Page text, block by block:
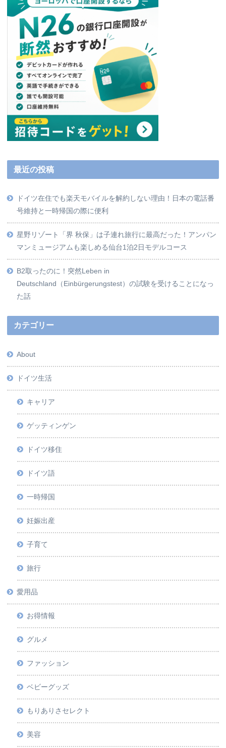
最近の投稿
ドイツ在住でも楽天モバイルを解約しない理由！日本の電話番
号維持と一時帰国の際に便利
星野リゾート「界 秋保」は子連れ旅行に最高だった！アンパン
マンミュージアムも楽しめる仙台1泊2日モデルコース
B2取ったのに！突然Leben in
Deutschland（Einbürgerungstest）の試験を受けることになっ
た話
カテゴリー
About
ドイツ生活
キャリア
ゲッティンゲン
ドイツ移住
ドイツ語
一時帰国
妊娠出産
子育て
旅行
愛用品
お得情報
グルメ
ファッション
ベビーグッズ
もりありさセレクト
美容